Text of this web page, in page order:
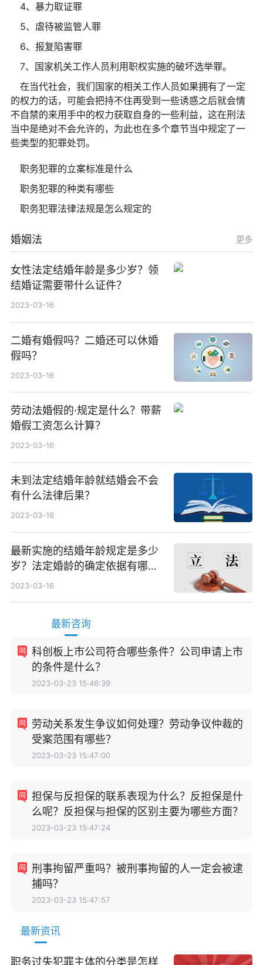
4、暴力取证罪
5、虐待被监管人罪
6、报复陷害罪
7、国家机关工作人员利用职权实施的破坏选举罪。
在当代社会，我们国家的相关工作人员如果拥有了一定
的权力的话，可能会把持不住再受到一些诱惑之后就会情
不自禁的来用手中的权力获取自身的一些利益，这在刑法
当中是绝对不会允许的，为此也在多个章节当中规定了一
些类型的犯罪处罚。
职务犯罪的立案标准是什么
职务犯罪的种类有哪些
职务犯罪法律法规是怎么规定的
婚姻法 更多
女性法定结婚年龄是多少岁？领
结婚证需要带什么证件？
2023-03-16
二婚有婚假吗？二婚还可以休婚
假吗？
2023-03-16
劳动法婚假的·规定是什么？带薪
婚假工资怎么计算？
2023-03-16
未到法定结婚年龄就结婚会不会
有什么法律后果？
2023-03-16
最新实施的结婚年龄规定是多少
岁？法定婚龄的确定依据有哪
些？
2023-03-16
最新咨询
科创板上市公司符合哪些条件？公司申请上市
的条件是什么？
2023-03-23 15:46:39
劳动关系发生争议如何处理？劳动争议仲裁的
受案范围有哪些？
2023-03-23 15:47:00
担保与反担保的联系表现为什么？反担保是什
么呢？反担保与担保的区别主要为哪些方面？
2023-03-23 15:47:24
刑事拘留严重吗？被刑事拘留的人一定会被逮
捕吗？
2023-03-23 15:47:57
最新资讯
职务过失犯罪主体的分类是怎样